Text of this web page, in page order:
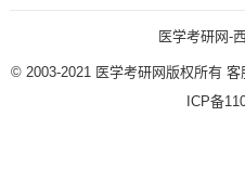
医学考研网-
© 2003-2021 医学考研网版权所有 客
ICP备